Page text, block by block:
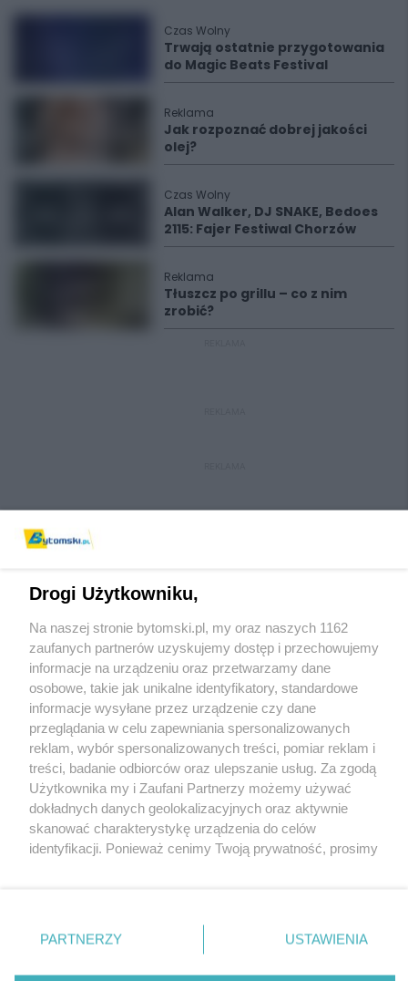
Czas Wolny
Trwają ostatnie przygotowania
do Magic Beats Festival
Reklama
Jak rozpoznać dobrej jakości
olej?
Czas Wolny
Alan Walker, DJ SNAKE, Bedoes
2115: Fajer Festiwal Chorzów
Reklama
Tłuszcz po grillu – co z nim
zrobić?
Wydawca mediów lokalnych
Nie zapomnij
zapoznać się z:
polityką prywatności regulamin korzystania z portali
Twojemiasto
Piekary Śląskie
Chorzów
Tarnowskie Góry
Gliwice
Skontaktuj sięz nami
Kontakt
Wydawca
Pogoda
Drogi Użytkowniku,
Na naszej stronie bytomski.pl, my oraz naszych 1162
zaufanych partnerów uzyskujemy dostęp i przechowujemy
informacje na urządzeniu oraz przetwarzamy dane
osobowe, takie jak unikalne identyfikatory, standardowe
informacje wysyłane przez urządzenie czy dane
przeglądania w celu zapewniania spersonalizowanych
reklam, wybór spersonalizowanych treści, pomiar reklam i
treści, badanie odbiorców oraz ulepszanie usług. Za zgodą
Użytkownika my i Zaufani Partnerzy możemy używać
dokładnych danych geolokalizacyjnych oraz aktywnie
skanować charakterystykę urządzenia do celów
identyfikacji. Ponieważ cenimy Twoją prywatność, prosimy
prywatności znajdujący się w lewym dolnym rogu strony
. Niektóre rodzaje przetwarzania danych nie wymagają
zgody użytkownika, ale masz prawo sprzeciwić się
PARTNERZY USTAWIENIA